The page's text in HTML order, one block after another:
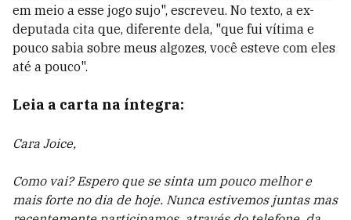
em meio a esse jogo sujo", escreveu. No texto, a ex-
deputada cita que, diferente dela, "que fui vítima e
pouco sabia sobre meus algozes, você esteve com eles
até a pouco".
Leia a carta na íntegra:
Cara Joice,
Como vai? Espero que se sinta um pouco melhor e
mais forte no dia de hoje. Nunca estivemos juntas mas